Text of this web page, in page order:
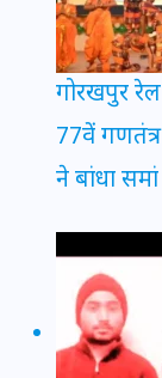
गोरखपुर रेल
77वें
ने बांधा समां